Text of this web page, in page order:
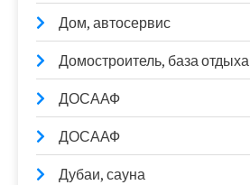
Дом, автосервис
Домостроитель, база отдыха
ДОСААФ
ДОСААФ
Дубаи, сауна